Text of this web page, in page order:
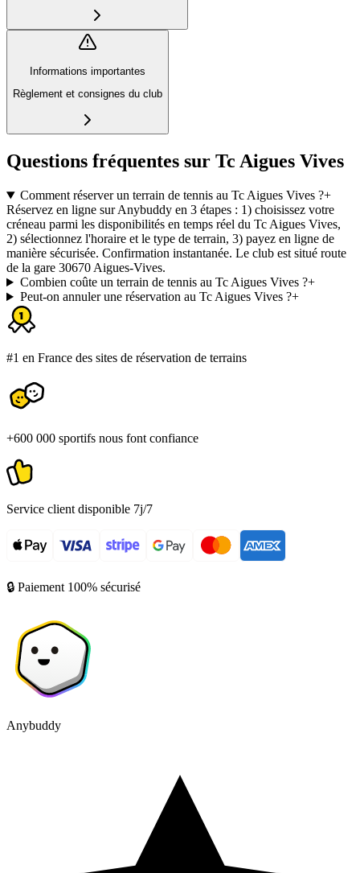
Informations importantes
Règlement et consignes du club
Questions fréquentes sur Tc Aigues Vives
Comment réserver un terrain de tennis au Tc Aigues Vives ?+
Réservez en ligne sur Anybuddy en 3 étapes : 1) choisissez votre
créneau parmi les disponibilités en temps réel du Tc Aigues Vives,
2) sélectionnez l'horaire et le type de terrain, 3) payez en ligne de
manière sécurisée. Confirmation instantanée. Le club est situé route
de la gare 30670 Aigues-Vives.
Combien coûte un terrain de tennis au Tc Aigues Vives ?+
Peut-on annuler une réservation au Tc Aigues Vives ?+
#1 en France des sites de réservation de terrains
+600 000 sportifs nous font confiance
Service client disponible 7j/7
🔒 Paiement 100% sécurisé
Anybuddy